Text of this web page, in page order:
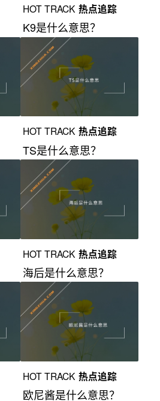
HOT TRACK 热点追踪
K9是什么意思？
HOT TRACK 热点追踪
TS是什么意思？
HOT TRACK 热点追踪
海后是什么意思？
HOT TRACK 热点追踪
欧尼酱是什么意思？